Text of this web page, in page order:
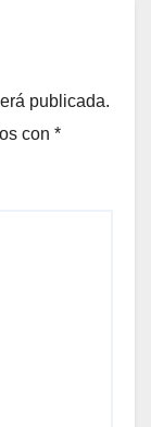
publicada.
con *